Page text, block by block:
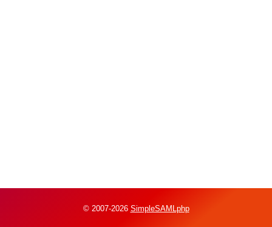
© 2007-2026 SimpleSAMLphp